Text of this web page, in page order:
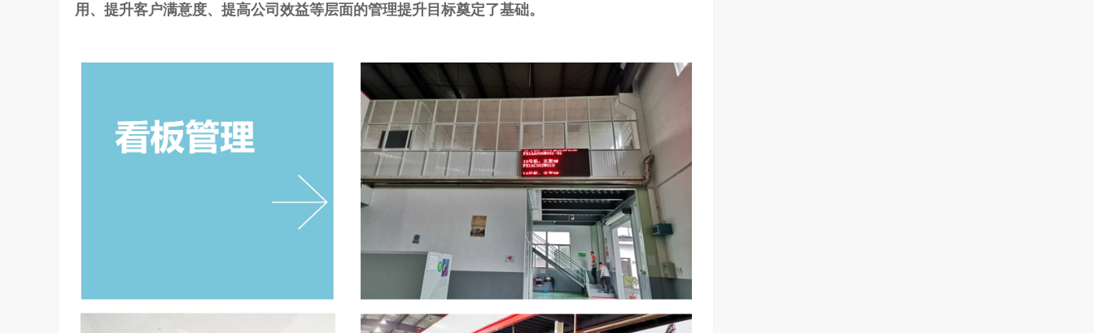
用、提升客户满意度、提高公司效益等层面的管理提升目标奠定了基础。